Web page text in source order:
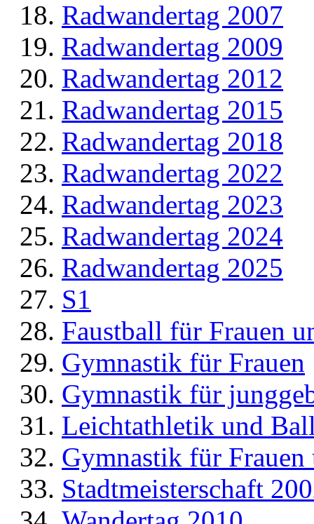
Radwandertag 2007
Radwandertag 2009
Radwandertag 2012
Radwandertag 2015
Radwandertag 2018
Radwandertag 2022
Radwandertag 2023
Radwandertag 2024
Radwandertag 2025
S1
Faustball für Frauen
Gymnastik für Frauen
Gymnastik für
Leichtathletik und
Gymnastik für Frauen
Stadtmeisterschaft